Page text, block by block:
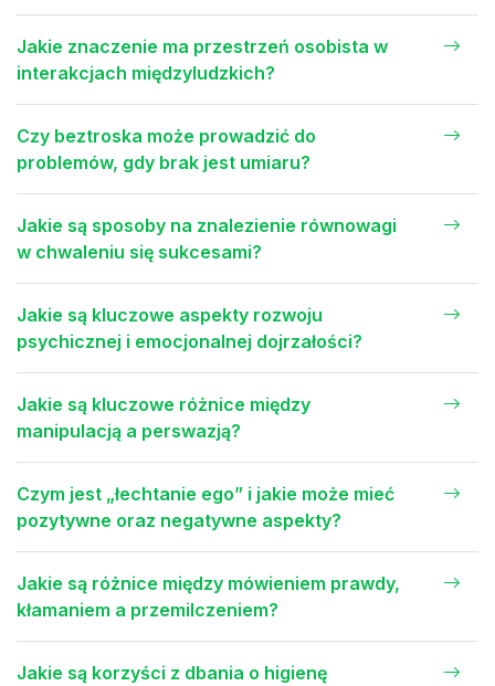
Jakie znaczenie ma przestrzeń osobista w
interakcjach międzyludzkich?
Czy beztroska może prowadzić do
problemów, gdy brak jest umiaru?
Jakie są sposoby na znalezienie równowagi
w chwaleniu się sukcesami?
Jakie są kluczowe aspekty rozwoju
psychicznej i emocjonalnej dojrzałości?
Jakie są kluczowe różnice między
manipulacją a perswazją?
Czym jest „łechtanie ego” i jakie może mieć
pozytywne oraz negatywne aspekty?
Jakie są różnice między mówieniem prawdy,
kłamaniem a przemilczeniem?
Jakie są korzyści z dbania o higienę